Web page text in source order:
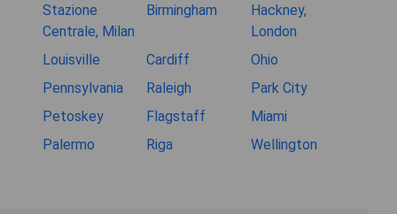
Stazione
Centrale, Milan
Birmingham
Hackney,
London
Louisville
Cardiff
Ohio
Pennsylvania
Raleigh
Park City
Petoskey
Flagstaff
Miami
Palermo
Riga Wellington